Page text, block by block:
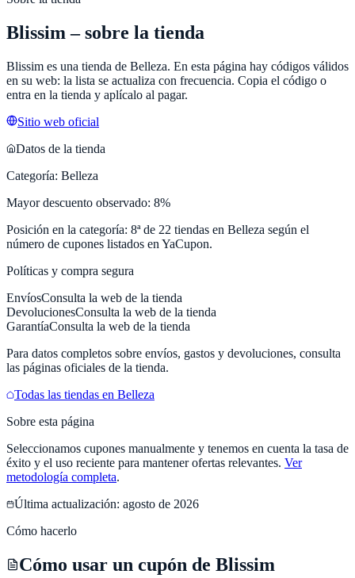
Blissim – sobre la tienda
Blissim es una tienda de Belleza. En esta página hay códigos válidos
en su web: la lista se actualiza con frecuencia. Copia el código o
entra en la tienda y aplícalo al pagar.
Sitio web oficial
Datos de la tienda
Categoría: Belleza
Mayor descuento observado: 8%
Posición en la categoría: 8ª de 22 tiendas en Belleza según el
número de cupones listados en YaCupon.
Políticas y compra segura
EnvíosConsulta la web de la tienda
DevolucionesConsulta la web de la tienda
GarantíaConsulta la web de la tienda
Para datos completos sobre envíos, gastos y devoluciones, consulta
las páginas oficiales de la tienda.
Todas las tiendas en Belleza
Sobre esta página
Seleccionamos cupones manualmente y tenemos en cuenta la tasa de
éxito y el uso reciente para mantener ofertas relevantes. Ver
metodología completa.
Última actualización: agosto de 2026
Cómo hacerlo
Cómo usar un cupón de Blissim